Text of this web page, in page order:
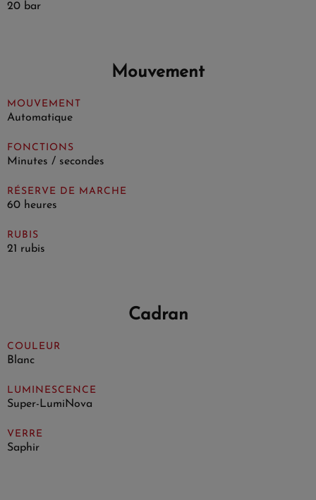
20 bar
Mouvement
MOUVEMENT
Automatique
FONCTIONS
Minutes / secondes
RÉSERVE DE MARCHE
60 heures
RUBIS
21 rubis
Cadran
COULEUR
Blanc
LUMINESCENCE
Super-LumiNova
VERRE
Saphir